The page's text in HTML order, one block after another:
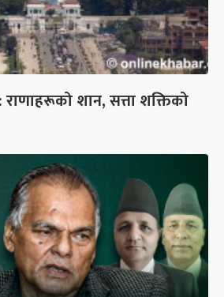
शान, सत्ता शक्तिको